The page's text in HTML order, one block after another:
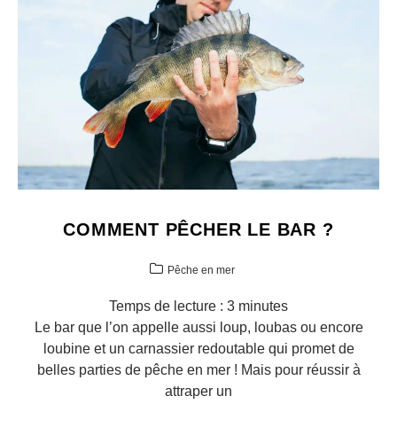
COMMENT PÊCHER LE BAR ?
Pêche en mer
Temps de lecture : 3 minutes
Le bar que l’on appelle aussi loup, loubas ou encore
loubine et un carnassier redoutable qui promet de
belles parties de pêche en mer ! Mais pour réussir à
attraper un